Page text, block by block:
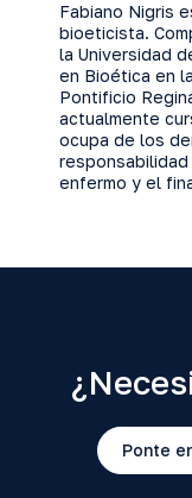
Fabiano Nigris
bioeticista.
la Universidad
en Bioética en
Pontificio
actualmente
ocupa de los
enfermo y el
Ponte